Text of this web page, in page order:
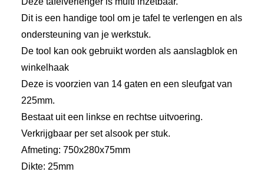
Dit is een handige tool om je tafel te verlengen en als
ondersteuning van je werkstuk.
De tool kan ook gebruikt worden als aanslagblok en
winkelhaak
Deze is voorzien van 14 gaten en een sleufgat van
225mm.
Bestaat uit een linkse en rechtse uitvoering.
Verkrijgbaar per set alsook per stuk.
Afmeting: 750x280x75mm
Dikte: 25mm